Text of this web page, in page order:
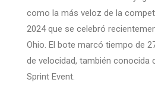
como la más veloz de la
2024 que se celebró
Ohio. El bote marcó tiempo de
de velocidad, también conocida
Sprint Event.